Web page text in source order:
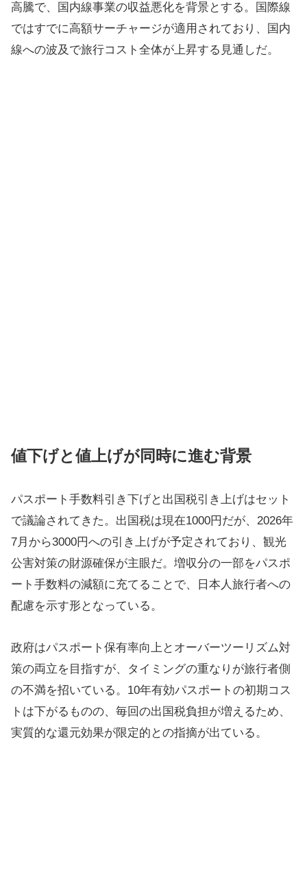
高騰で、国内線事業の収益悪化を背景とする。国際線
ではすでに高額サーチャージが適用されており、国内
線への波及で旅行コスト全体が上昇する見通しだ。
値下げと値上げが同時に進む背景
パスポート手数料引き下げと出国税引き上げはセット
で議論されてきた。出国税は現在1000円だが、2026年
7月から3000円への引き上げが予定されており、観光
公害対策の財源確保が主眼だ。増収分の一部をパスポ
ート手数料の減額に充てることで、日本人旅行者への
配慮を示す形となっている。
政府はパスポート保有率向上とオーバーツーリズム対
策の両立を目指すが、タイミングの重なりが旅行者側
の不満を招いている。10年有効パスポートの初期コス
トは下がるものの、毎回の出国税負担が増えるため、
実質的な還元効果が限定的との指摘が出ている。